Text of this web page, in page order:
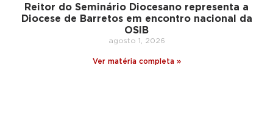
Reitor do Seminário Diocesano representa a
Diocese de Barretos em encontro nacional da
OSIB
agosto 1, 2026
Ver matéria completa »